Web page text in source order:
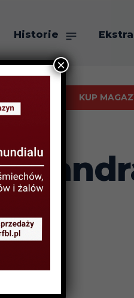
Historie Ekstra
KUP
×